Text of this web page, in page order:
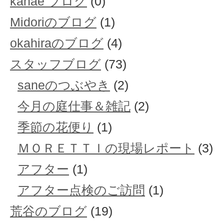
Midoriのブログ (1)
okahiraのブログ (4)
スタッフブログ (73)
saneのつぶやき (2)
今月の庭仕事＆雑記 (2)
季節の花便り (1)
ＭＯＲＥＴＴＩの現場レポート (3)
アフター (1)
アフター点検のご訪問 (1)
荒谷のブログ (19)